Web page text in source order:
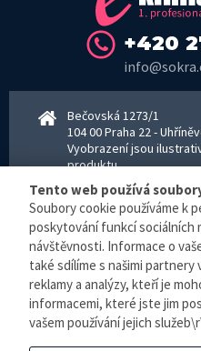
+420
Bečovská 1273/1
104 00 Praha 22 -
Vyobrazení jsou
produktu.
www.sokra.cz│
Otevírací doba
Pondělí–Pátek 8–16:30
Pondělí–pátek 8–16:00
Zpracování osobních
Tento web používá
Soubory cookie používáme k
poskytování funkcí sociálních
návštěvnosti. Informace o
také sdílíme s našimi partnery
reklamy a analýzy, kteří je
informacemi, které jste jim
vašem používání jejich